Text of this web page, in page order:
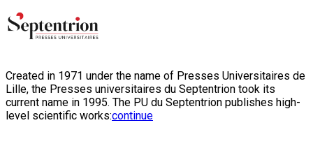
Created in 1971 under the name of Presses Universitaires de
Lille, the Presses universitaires du Septentrion took its
current name in 1995. The PU du Septentrion publishes high-
level scientific works:continue